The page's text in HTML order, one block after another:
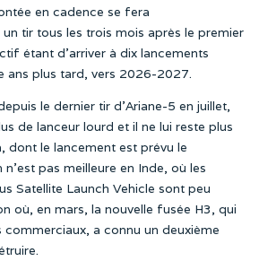
en cadence se fera
tir tous les trois mois après le premier
étant d’arriver à dix lancements
ans plus tard, vers 2026-2027.
le dernier tir d’Ariane-5 en juillet,
de lanceur lourd et il ne lui reste plus
dont le lancement est prévu le
pas meilleure en Inde, où les
Satellite Launch Vehicle sont peu
où, en mars, la nouvelle fusée H3, qui
commerciaux, a connu un deuxième